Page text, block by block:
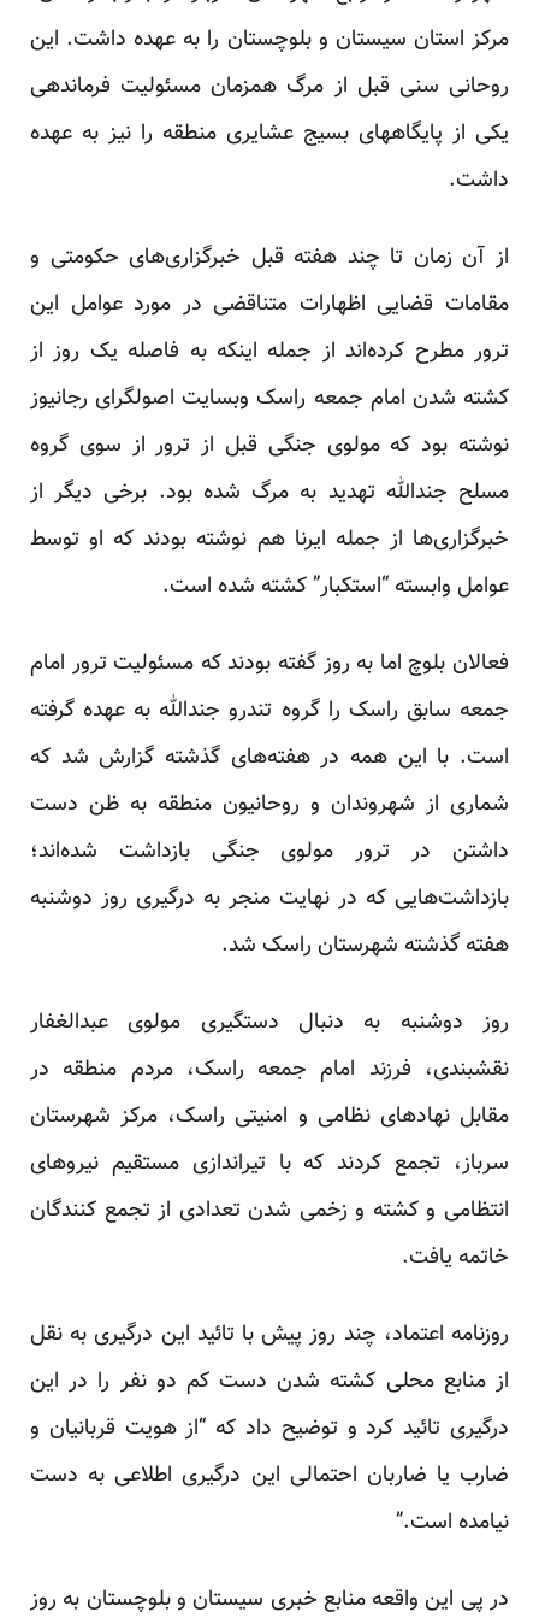
مرکز استان سیستان و بلوچستان را به عهده داشت. این
روحانی سنی قبل از مرگ همزمان مسئولیت فرماندهی
یکی از پایگاههای بسیج عشایری منطقه را نیز به عهده
داشت.
از آن زمان تا چند هفته قبل خبرگزاری‌های حکومتی و
مقامات قضایی اظهارات متناقضی در مورد عوامل این
ترور مطرح کرده‌اند از جمله اینکه به فاصله یک روز از
کشته شدن امام جمعه راسک وبسایت اصولگرای رجانیوز
نوشته بود که مولوی جنگی قبل از ترور از سوی گروه
مسلح جندالله تهدید به مرگ شده بود. برخی دیگر از
خبرگزاری‌ها از جمله ایرنا هم نوشته بودند که او توسط
عوامل وابسته “استکبار” کشته شده است.
فعالان بلوچ اما به روز گفته بودند که مسئولیت ترور امام
جمعه سابق راسک را گروه تندرو جندالله به عهده گرفته‌
است. با این همه در هفته‌های گذشته گزارش شد که
شماری از شهروندان و روحانیون منطقه به ظن دست
داشتن در ترور مولوی جنگی بازداشت شده‌اند؛
بازداشت‌هایی که در ‌‌نهایت منجر به درگیری روز دوشنبه
هفته گذشته شهرستان راسک شد.
روز دوشنبه به دنبال دستگیری مولوی عبدالغفار
نقشبندی، فرزند امام جمعه راسک، مردم منطقه در
مقابل نهادهای نظامی و امنیتی راسک، مرکز شهرستان
سرباز، تجمع کردند که با تیراندازی مستقیم نیروهای
انتظامی و کشته و زخمی شدن تعدادی از تجمع کنندگان
خاتمه یافت.
روزنامه اعتماد، چند روز پیش با تائید این درگیری به نقل
از منابع محلی کشته شدن دست کم دو نفر را در این
درگیری تائید کرد و توضیح داد که “از هویت قربانیان و
ضارب یا ضاربان احتمالی این درگیری اطلاعی به دست
نیامده است.”
در پی این واقعه منابع خبری سیستان و بلوچستان به روز